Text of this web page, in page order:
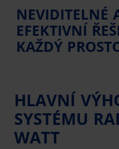
NEVIDITELNÉ
EFEKTIVNÍ
KAŽDÝ
HLAVNÍ
SYSTÉMU
WATT